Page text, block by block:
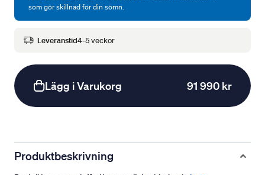
som gör skillnad för din sömn.
Leveranstid4-5 veckor
Lägg i Varukorg 91 990 kr
Produktbeskrivning